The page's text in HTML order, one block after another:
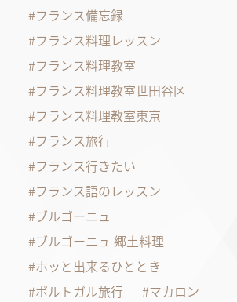
フランス備忘録
フランス料理レッスン
フランス料理教室
フランス料理教室世田谷区
フランス料理教室東京
フランス旅行
フランス行きたい
フランス語のレッスン
ブルゴーニュ
ブルゴーニュ 郷土料理
ホッと出来るひととき
ポルトガル旅行
マカロン